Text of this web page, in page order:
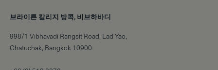
브라이튼 칼리지 방콕, 비브하바디
998/1 Vibhavadi Rangsit Road, Lad Yao,
Chatuchak, Bangkok 10900